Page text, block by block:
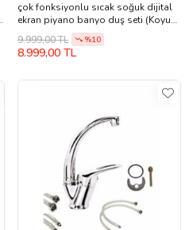
çok fonksiyonlu sıcak soğuk dijital
ekran piyano banyo duş seti (Koyu
Füme)
9.999,00 TL %10
8.999,00 TL